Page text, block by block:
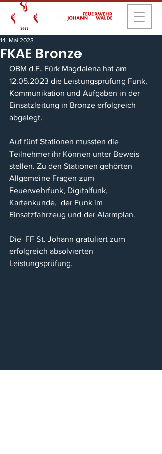
FKAE Bronze
14. Mai 2023
OBM d.F. Fürk Magdalena hat am
12.05.2023 die Leistungsprüfung Funk,
Kommunikation und Aufgaben in der
Einsatzleitung in Bronze erfolgreich
abgelegt.
Auf fünf Stationen mussten die
Teilnehmer ihr Können unter Beweis
stellen. Zu den Stationen gehörten
Allgemeine Fragen zum
Feuerwehrfunk, Digitalfunk,
Kartenkunde,  der Funk im
Einsatzfahrzeug und der Alarmplan.
Die  FF St. Johann gratuliert zum
erfolgreich absolvierten
Leistungsprüfung.